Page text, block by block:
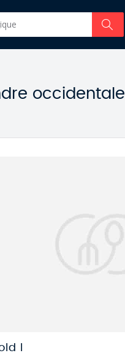
occidentale
I